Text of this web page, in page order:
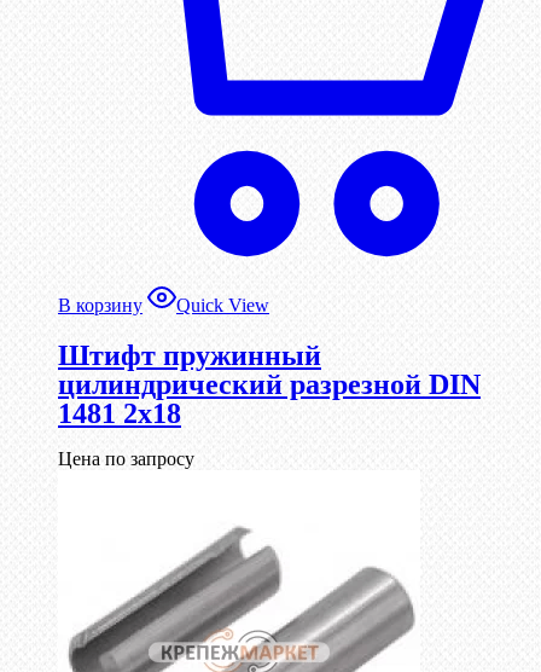
В корзину Quick View
Штифт пружинный
цилиндрический разрезной DIN
1481 2х18
Цена по запросу